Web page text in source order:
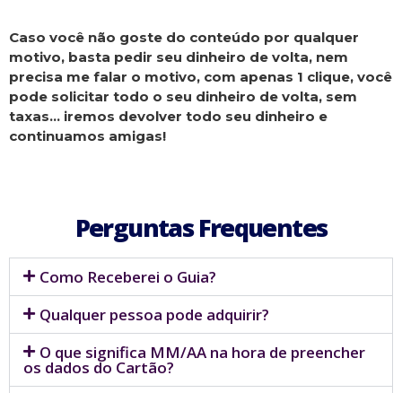
Caso você não goste do conteúdo por qualquer
motivo, basta pedir seu dinheiro de volta, nem
precisa me falar o motivo, com apenas 1 clique, você
pode solicitar todo o seu dinheiro de volta, sem
taxas… iremos devolver todo seu dinheiro e
continuamos amigas!
Perguntas Frequentes
Como Receberei o Guia?
Qualquer pessoa pode adquirir?
O que significa MM/AA na hora de preencher
os dados do Cartão?